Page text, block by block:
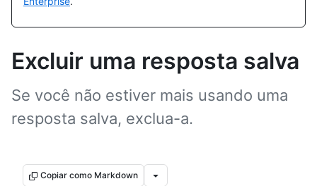
Excluir uma resposta salva
Se você não estiver mais usando uma
resposta salva, exclua-a.
Copiar como Markdown